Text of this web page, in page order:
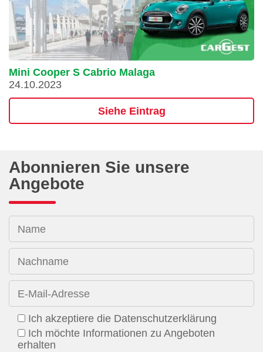
Mini Cooper S Cabrio Malaga
24.10.2023
Siehe Eintrag
Abonnieren Sie unsere
Angebote
Name
Nachname
E-Mail-Adresse
Ich akzeptiere die Datenschutzerklärung
Ich möchte Informationen zu Angeboten
erhalten